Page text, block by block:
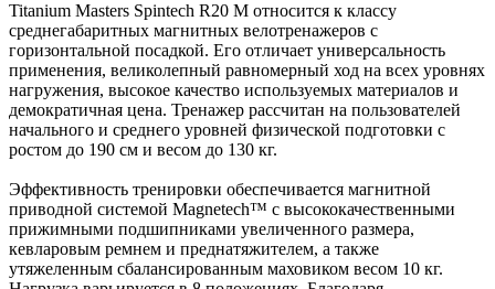
Titanium Masters Spintech R20 М относится к классу
среднегабаритных магнитных велотренажеров с
горизонтальной посадкой. Его отличает универсальность
применения, великолепный равномерный ход на всех уровнях
нагружения, высокое качество используемых материалов и
демократичная цена. Тренажер рассчитан на пользователей
начального и среднего уровней физической подготовки с
ростом до 190 см и весом до 130 кг.
Эффективность тренировки обеспечивается магнитной
приводной системой Magnetech™ с высококачественными
прижимными подшипниками увеличенного размера,
кевларовым ремнем и преднатяжителем, а также
утяжеленным сбалансированным маховиком весом 10 кг.